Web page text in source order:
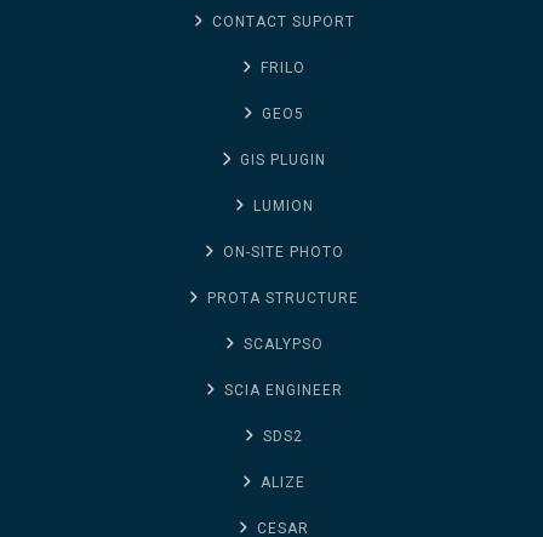
CONTACT SUPORT
FRILO
GEO5
GIS PLUGIN
LUMION
ON-SITE PHOTO
PROTA STRUCTURE
SCALYPSO
SCIA ENGINEER
SDS2
ALIZE
CESAR